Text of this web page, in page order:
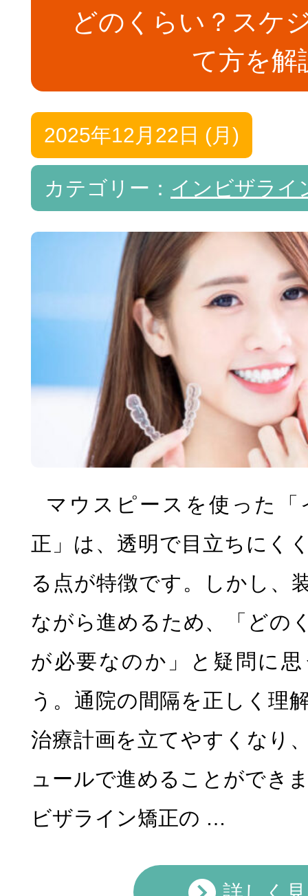
訪問歯科診療 マタニティ
小児矯正
無料相談
マウ
どのくらい？スケ
て方を解
2025年12月22日 (月)
カテゴリー： インビザライ
マウスピースを使った「
正」は、透明で目立ちにく
る点が特徴です。しかし、
ながら進めるため、「どの
が必要なのか」と疑問に
う。通院の間隔を正しく理
治療計画を立てやすくなり
ュールで進めることができ
ビザライン矯正の …